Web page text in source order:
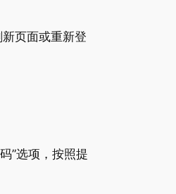
页面或重新登
”选项，按照提